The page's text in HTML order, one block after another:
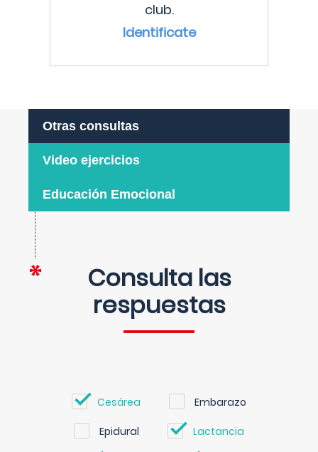
club.
Identificate
Otras consultas
Video ejercicios
Educación Emocional
Consulta las
respuestas
Cesárea Embarazo
Epidural Lactancia